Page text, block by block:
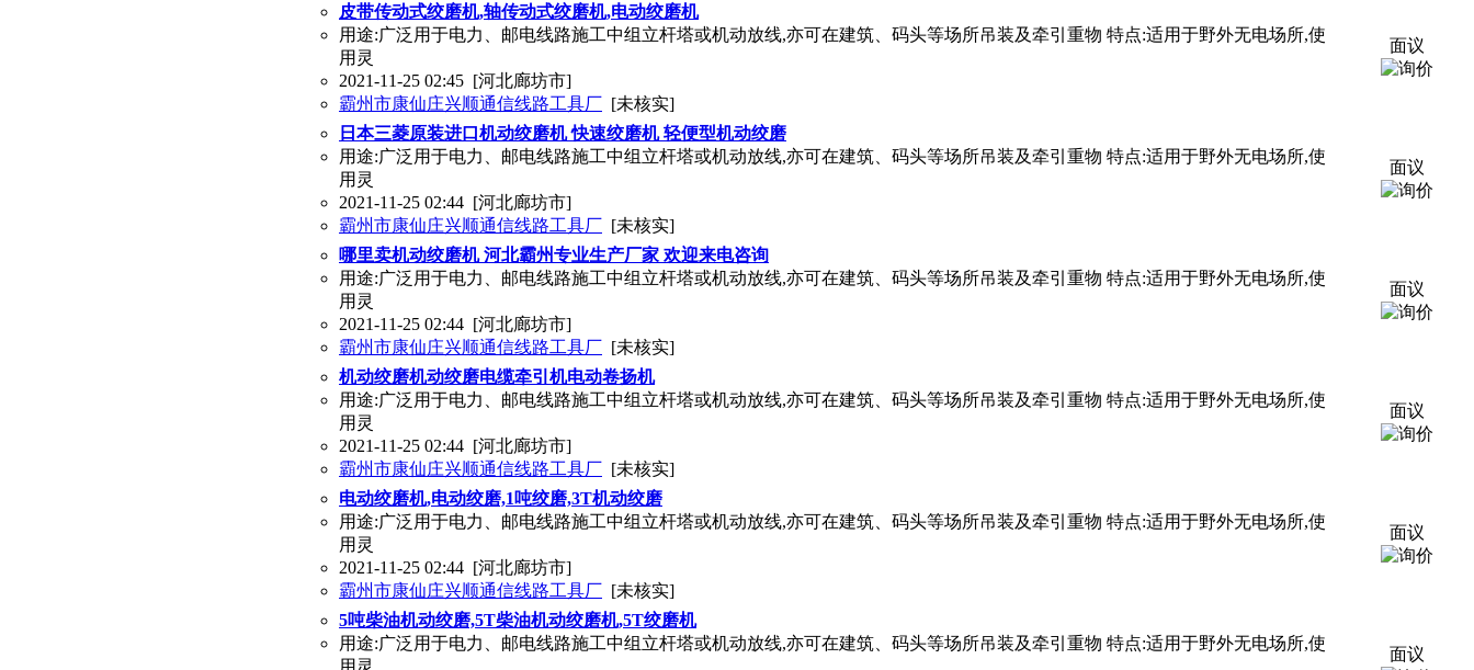
皮带传动式绞磨机,轴传动式绞磨机,电动绞磨机
用途:广泛用于电力、邮电线路施工中组立杆塔或机动放线,亦可在建筑、码头等场所吊装及牵引重物 特点:适用于野外无电场所,使
用灵
2021-11-25 02:45 [河北廊坊市]
霸州市康仙庄兴顺通信线路工具厂 [未核实]
面议
日本三菱原装进口机动绞磨机 快速绞磨机 轻便型机动绞磨
用途:广泛用于电力、邮电线路施工中组立杆塔或机动放线,亦可在建筑、码头等场所吊装及牵引重物 特点:适用于野外无电场所,使
用灵
2021-11-25 02:44 [河北廊坊市]
霸州市康仙庄兴顺通信线路工具厂 [未核实]
面议
哪里卖机动绞磨机 河北霸州专业生产厂家 欢迎来电咨询
用途:广泛用于电力、邮电线路施工中组立杆塔或机动放线,亦可在建筑、码头等场所吊装及牵引重物 特点:适用于野外无电场所,使
用灵
2021-11-25 02:44 [河北廊坊市]
霸州市康仙庄兴顺通信线路工具厂 [未核实]
面议
机动绞磨机动绞磨电缆牵引机电动卷扬机
用途:广泛用于电力、邮电线路施工中组立杆塔或机动放线,亦可在建筑、码头等场所吊装及牵引重物 特点:适用于野外无电场所,使
用灵
2021-11-25 02:44 [河北廊坊市]
霸州市康仙庄兴顺通信线路工具厂 [未核实]
面议
电动绞磨机,电动绞磨,1吨绞磨,3T机动绞磨
用途:广泛用于电力、邮电线路施工中组立杆塔或机动放线,亦可在建筑、码头等场所吊装及牵引重物 特点:适用于野外无电场所,使
用灵
2021-11-25 02:44 [河北廊坊市]
霸州市康仙庄兴顺通信线路工具厂 [未核实]
面议
5吨柴油机动绞磨,5T柴油机动绞磨机,5T绞磨机
用途:广泛用于电力、邮电线路施工中组立杆塔或机动放线,亦可在建筑、码头等场所吊装及牵引重物 特点:适用于野外无电场所,使
用灵
面议